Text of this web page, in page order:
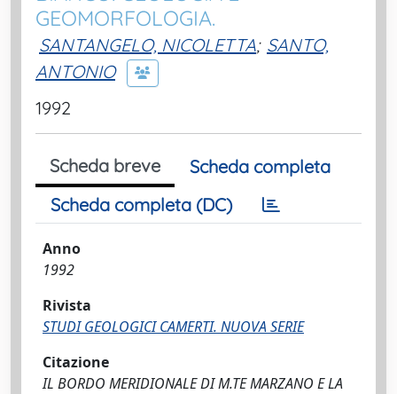
GEOMORFOLOGIA.
SANTANGELO, NICOLETTA; SANTO,
ANTONIO
1992
Scheda breve
Scheda completa
Scheda completa (DC)
Anno
1992
Rivista
STUDI GEOLOGICI CAMERTI. NUOVA SERIE
Citazione
IL BORDO MERIDIONALE DI M.TE MARZANO E LA